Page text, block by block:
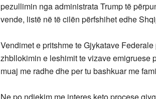
pezullimin nga administrata Trump të
vende, listë në të cilën përfshihet edhe
Vendimet e pritshme te Gjykatave
zhbllokimin e leshimit te vizave emigruese
muaj me radhe dhe per tu bashkuar me